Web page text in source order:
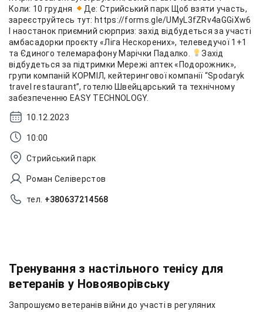
Коли: 10 грудня
Де: Стрийський парк Щоб взяти участь,
зареєструйтесь тут: https://forms.gle/UMyL3fZRv4aGGiXw6
І наостанок приємний сюрприз: захід відбудеться за участі
амбасадорки проєкту «Ліга Нескорених», телеведучої 1+1
та Єдиного телемарафону Марічки Падалко.
Захід
відбудеться за підтримки Мережі аптек «Подорожник»,
групи компаній КОРМІЛ, кейтерингової компанії “Spodaryk
travel restaurant”, готелю Швейцарський та технічному
забезпеченню EASY TECHNOLOGY.
10.12.2023
10:00
Стрийський парк
Роман Селіверстов
тел. +380637214568
Тренування з настільного тенісу для
ветеранів у Новояворівську
Запрошуємо ветеранів війни до участі в регуляних